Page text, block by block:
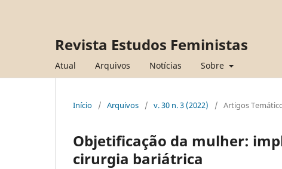
Revista Estudos Feministas
Atual Arquivos Notícias Sobre
Início / Arquivos / v. 30 n. 3 (2022) / Artigos
Objetificação da mulher:
cirurgia bariátrica